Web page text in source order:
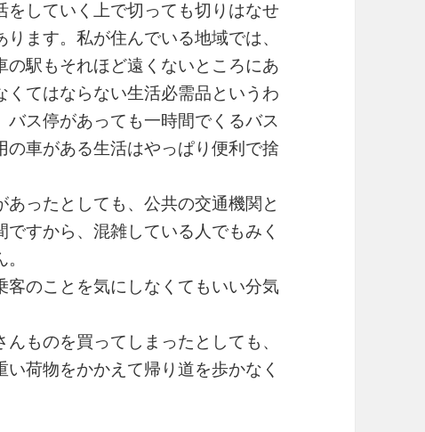
していく上で切っても切りはなせ
ます。私が住んでいる地域では、
駅もそれほど遠くないところにあ
てはならない生活必需品というわ
ス停があっても一時間でくるバス
車がある生活はやっぱり便利で捨
ったとしても、公共の交通機関と
すから、混雑している人でもみく
のことを気にしなくてもいい分気
ものを買ってしまったとしても、
荷物をかかえて帰り道を歩かなく